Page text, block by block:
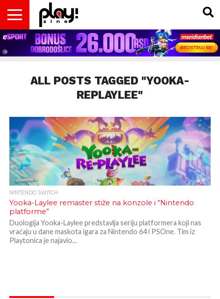
VESTI
MAGAZIN
PLAY!RETRO
PLAY!CAST
PLAY!CON
PLAY!BIZ
INSIDER
OPISI
IGARA
DOMAĆA
SCENA
INTERVJUI
GADGETS
FILM
& TV
KOLUMNE
ALL POSTS TAGGED "YOOKA-
REPLAYLEE"
NINTENDO SWITCH
Yooka-Laylee remaster stiže na konzole i “Nintendo
platforme”
Duologija Yooka-Laylee predstavlja seriju platformera koji nas
vraćaju u dane maskota igara za Nintendo 64 i PSOne. Tim iz
Playtonica je najavio...